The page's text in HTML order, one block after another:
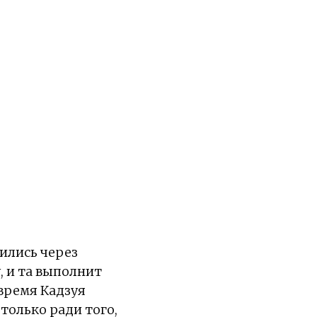
через
и та выполнит
Кадзуя
ради того,